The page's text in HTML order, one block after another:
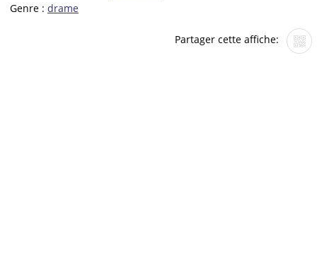
Genre : drame
Partager cette affiche: